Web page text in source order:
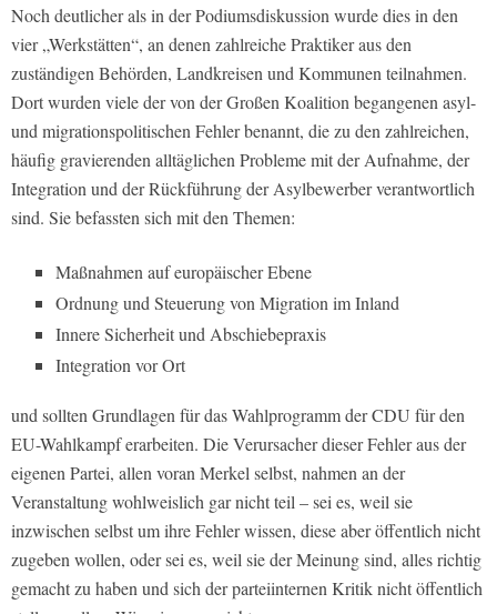
Noch deutlicher als in der Podiumsdiskussion wurde dies in den
vier „Werkstätten“, an denen zahlreiche Praktiker aus den
zuständigen Behörden, Landkreisen und Kommunen teilnahmen.
Dort wurden viele der von der Großen Koalition begangenen asyl-
und migrationspolitischen Fehler benannt, die zu den zahlreichen,
häufig gravierenden alltäglichen Probleme mit der Aufnahme, der
Integration und der Rückführung der Asylbewerber verantwortlich
sind. Sie befassten sich mit den Themen:
Maßnahmen auf europäischer Ebene
Ordnung und Steuerung von Migration im Inland
Innere Sicherheit und Abschiebepraxis
Integration vor Ort
und sollten Grundlagen für das Wahlprogramm der CDU für den
EU-Wahlkampf erarbeiten. Die Verursacher dieser Fehler aus der
eigenen Partei, allen voran Merkel selbst, nahmen an der
Veranstaltung wohlweislich gar nicht teil – sei es, weil sie
inzwischen selbst um ihre Fehler wissen, diese aber öffentlich nicht
zugeben wollen, oder sei es, weil sie der Meinung sind, alles richtig
gemacht zu haben und sich der parteiinternen Kritik nicht öffentlich